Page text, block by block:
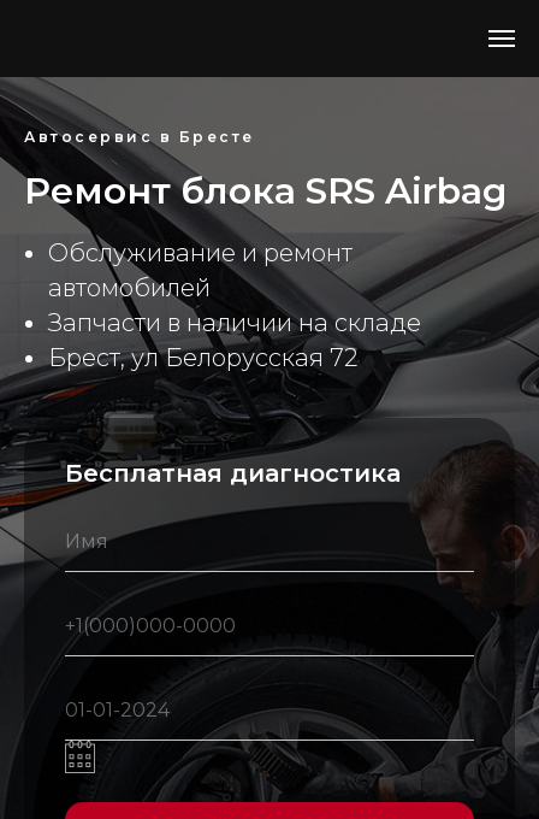
Автосервис в Бресте
Ремонт блока SRS Airbag
Обслуживание и ремонт
автомобилей
Запчасти в наличии на складе
Брест, ул Белорусская 72
Бесплатная диагностика